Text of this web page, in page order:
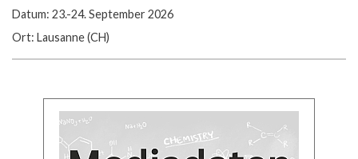
Datum: 23.-24. September 2026
Ort: Lausanne (CH)